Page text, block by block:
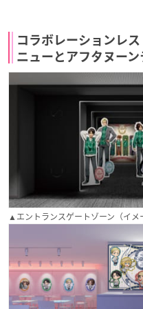
コラボレーションレ
ニューとアフタヌーン
▲エントランスゲートゾーン（イメ